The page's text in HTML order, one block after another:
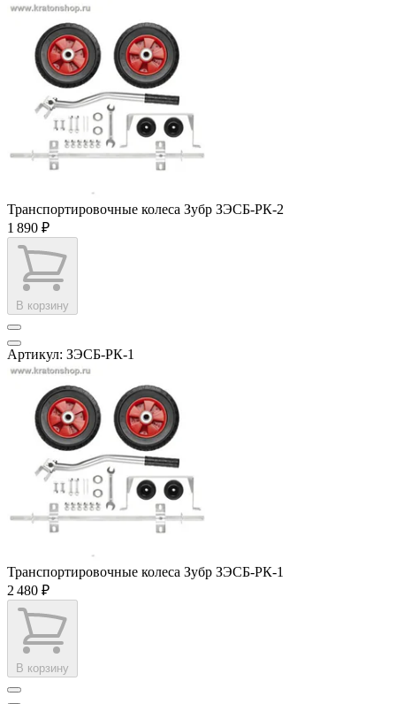
Транспортировочные колеса Зубр ЗЭСБ-РК-2
1 890 ₽
В корзину
Артикул: ЗЭСБ-РК-1
Транспортировочные колеса Зубр ЗЭСБ-РК-1
2 480 ₽
В корзину